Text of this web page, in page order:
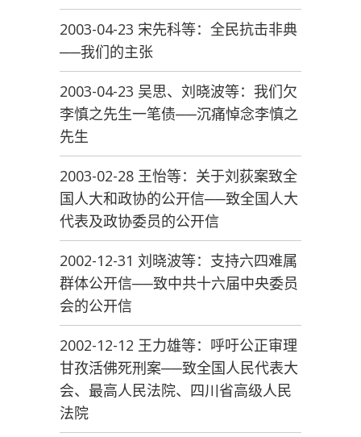
2003-04-23 宋先科等：全民抗击非典
──我们的主张
2003-04-23 吴思、刘晓波等：我们欠
李慎之先生一笔债──沉痛悼念李慎之
先生
2003-02-28 王怡等：关于刘荻案致全
国人大和政协的公开信──致全国人大
代表及政协委员的公开信
2002-12-31 刘晓波等：支持六四难属
群体公开信──致中共十六届中央委员
会的公开信
2002-12-12 王力雄等：呼吁公正审理
甘孜活佛死刑案──致全国人民代表大
会、最高人民法院、四川省高级人民
法院